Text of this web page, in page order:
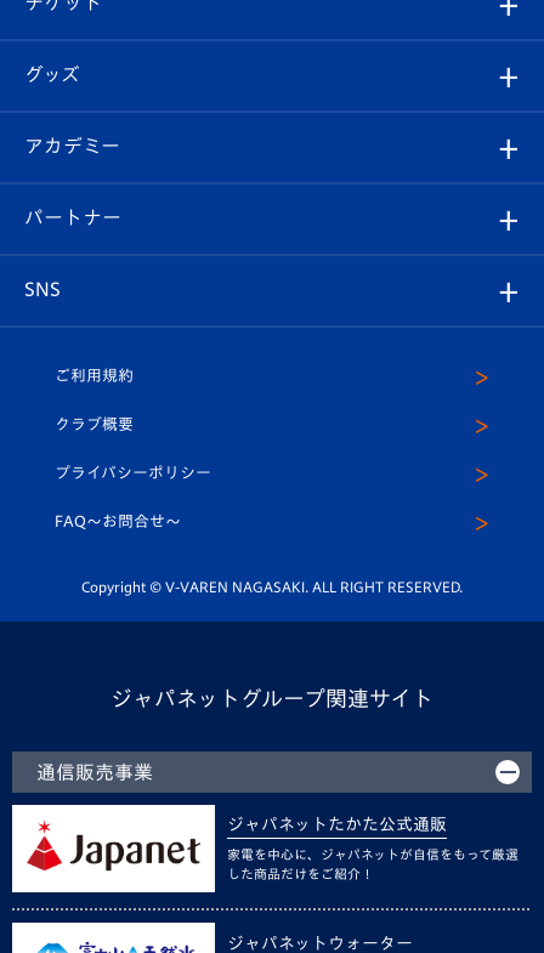
チケット
イベント
メディア
ホームタウン
エンブレム紹介
スタッフプロフィール
マスコット紹介
平和祈念活動
ホームタウン活動
はじめての観戦ガイド
Revive Team
ヴィヴィくんの長崎おもてなしガイド
フォトギャラリー
スタジアムグルメ
チケット
V-LOVERS（ファンクラブ）
プレイヤーズスイート
グッズ
オンラインショップ
店舗情報
アカデミー
育成からのお知らせ
U-18
スクール
パートナー
SNS
ヴィヴィくんインスタグラム
公式LINE＠
ご利用規約
クラブ概要
プライバシーポリシー
FAQ〜お問合せ〜
Copyright © V-VAREN NAGASAKI. ALL RIGHT RESERVED.
ジャパネットグループ関連サイト
通信販売事業
ジャパネットたかた公式通販
家電を中心に、ジャパネットが自信をもって厳選
した商品だけをご紹介！
ジャパネットウォーター